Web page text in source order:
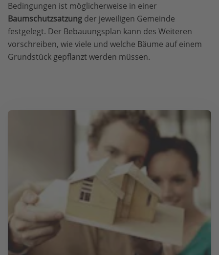
Bedingungen ist möglicherweise in einer
Baumschutzsatzung der jeweiligen Gemeinde
festgelegt. Der Bebauungsplan kann des Weiteren
vorschreiben, wie viele und welche Bäume auf einem
Grundstück gepflanzt werden müssen.